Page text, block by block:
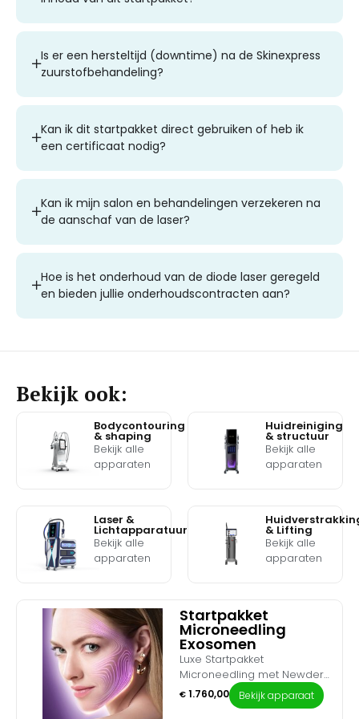
Is er een hersteltijd (downtime) na de Skinexpress
zuurstofbehandeling?
Kan ik dit startpakket direct gebruiken of heb ik
een certificaat nodig?
Kan ik mijn salon en behandelingen verzekeren na
de aanschaf van de laser?
Hoe is het onderhoud van de diode laser geregeld
en bieden jullie onderhoudscontracten aan?
Bekijk ook:
Bodycontouring
& shaping
Bekijk alle
apparaten
Huidreiniging
& structuur
Bekijk alle
apparaten
Laser &
Lichtapparatuur
Bekijk alle
apparaten
& Lifting
Bekijk alle
apparaten
Startpakket
Microneedling
Exosomen
Luxe Startpakket
Microneedling met Newderm
Exosomen Lift – De ultieme
upgrade voor
€ 1.760,00 Bekijk apparaat